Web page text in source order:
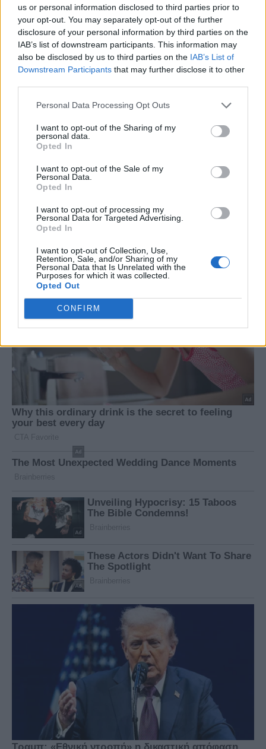
us or personal information disclosed to third parties prior to
your opt-out. You may separately opt-out of the further
disclosure of your personal information by third parties on the
IAB’s list of downstream participants. This information may
also be disclosed by us to third parties on the IAB’s List of
Downstream Participants that may further disclose it to other
Personal Data Processing Opt Outs
I want to opt-out of the Sharing of my
personal data.
Opted In
I want to opt-out of the Sale of my
Personal Data.
Opted In
I want to opt-out of processing my
Personal Data for Targeted Advertising.
Opted In
I want to opt-out of Collection, Use,
Retention, Sale, and/or Sharing of my
Personal Data that Is Unrelated with the
Purposes for which it was collected.
Opted Out
CONFIRM